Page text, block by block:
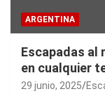
ARGENTINA
Escapadas al
en cualquier
29 junio, 2025